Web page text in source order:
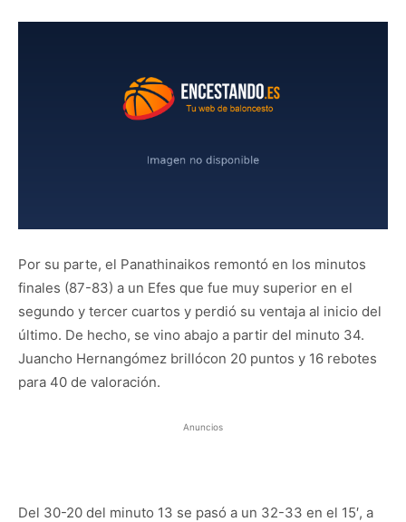
Por su parte, el Panathinaikos remontó en los minutos
finales (87-83) a un Efes que fue muy superior en el
segundo y tercer cuartos y perdió su ventaja al inicio del
último. De hecho, se vino abajo a partir del minuto 34.
Juancho Hernangómez brillócon 20 puntos y 16 rebotes
para 40 de valoración.
Anuncios
Del 30-20 del minuto 13 se pasó a un 32-33 en el 15′, a